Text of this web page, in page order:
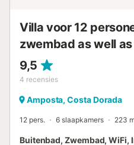
Villa voor 12
zwembad as well
9,5
4 recensies
Amposta, Costa Dorada
12 pers. 6 slaapkamers 223
Buitenbad, Zwembad, WiFi,